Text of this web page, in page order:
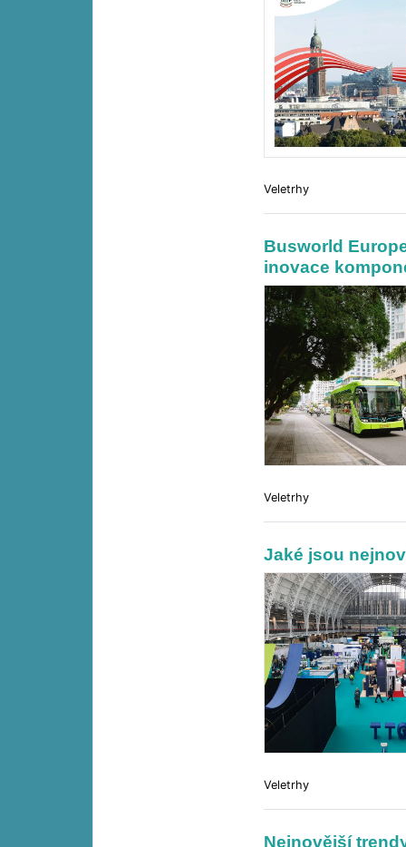
Veletrhy
Busworld
inovace
Veletrhy
Jaké jsou
Veletrhy
Nejnovější